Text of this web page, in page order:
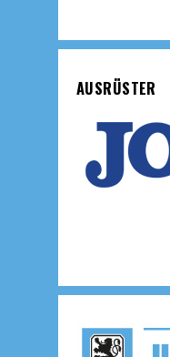
AUSRÜSTER